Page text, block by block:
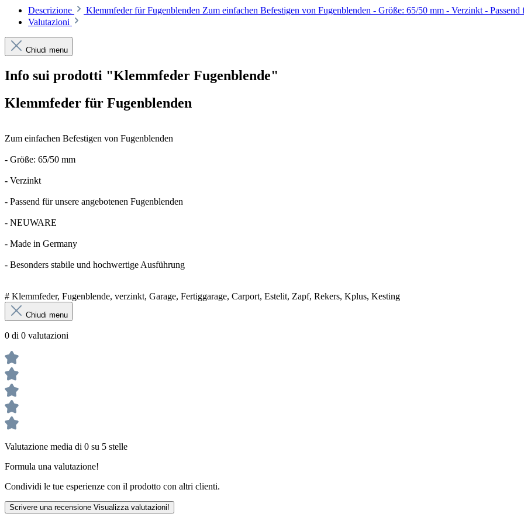
Descrizione Klemmfeder für Fugenblenden Zum einfachen Befestigen von Fugenblenden - Größe: 65/50 mm - Verzinkt -
Valutazioni
Chiudi menu
Info sui prodotti "Klemmfeder Fugenblende"
Klemmfeder für Fugenblenden
Zum einfachen Befestigen von Fugenblenden
- Größe: 65/50 mm
- Verzinkt
- Passend für unsere angebotenen Fugenblenden
- NEUWARE
- Made in Germany
- Besonders stabile und hochwertige Ausführung
# Klemmfeder, Fugenblende, verzinkt, Garage, Fertiggarage, Carport, Estelit, Zapf, Rekers, Kplus, Kesting
Chiudi menu
0 di 0 valutazioni
Valutazione media di 0 su 5 stelle
Formula una valutazione!
Condividi le tue esperienze con il prodotto con altri clienti.
Scrivere una recensione Visualizza valutazioni!